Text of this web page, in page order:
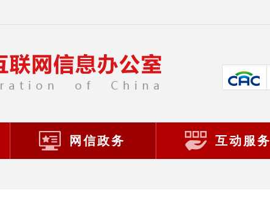
网信政务 互动服务